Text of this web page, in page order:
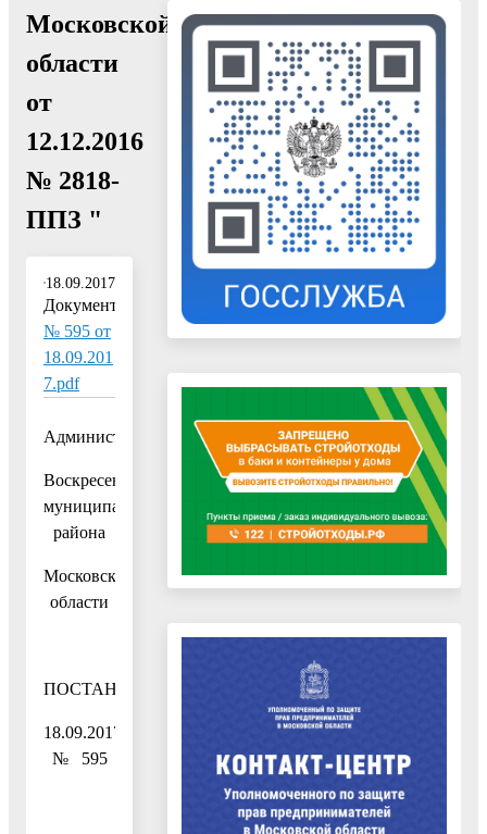
Московской
области
от
12.12.2016
№ 2818-
ППЗ "
18.09.2017
Документ:
№ 595 от
18.09.201
7.pdf
Администрация
Воскресенского
муниципального
района
Московской
области
ПОСТАНОВЛЕНИЕ
18.09.2017
№ 595